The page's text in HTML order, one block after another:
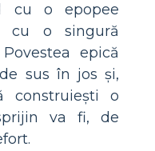
cu o epopee
cu o singură
epică
sus în jos și,
construiești o
va fi, de